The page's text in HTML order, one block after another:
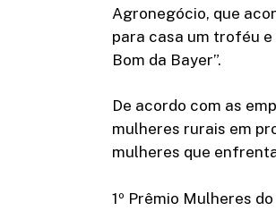
Agronegócio, que
para casa um troféu
Bom da Bayer”.
De acordo com as
mulheres rurais em
mulheres que
1º Prêmio Mulheres